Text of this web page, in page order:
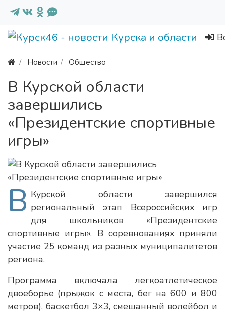
Новости Общество
В Курской области
завершились
«Президентские спортивные
игры»
В Курской области завершился
региональный этап Всероссийских игр
для школьников «Президентские
спортивные игры». В соревнованиях приняли
участие 25 команд из разных муниципалитетов
региона.
Программа включала легкоатлетическое
двоеборье (прыжок с места, бег на 600 и 800
метров), баскетбол 3×3, смешанный волейбол и